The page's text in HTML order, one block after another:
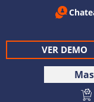
VER DEMO